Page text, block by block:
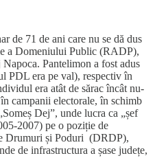
de 71 de ani care nu se dă dus
a Domeniului Public (RADP),
Pantelimon a fost adus
PDL era pe val), respectiv în
era atât de sărac încât nu-
campanii electorale, în schimb
Dej”, unde lucra ca „șef
2007) pe o poziție de
Drumuri și Poduri (DRDP),
de infrastructura a șase județe,